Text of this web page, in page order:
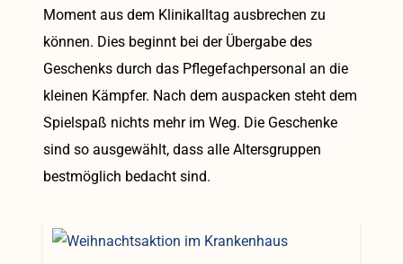
Moment aus dem Klinikalltag ausbrechen zu
können. Dies beginnt bei der Übergabe des
Geschenks durch das Pflegefachpersonal an die
kleinen Kämpfer. Nach dem auspacken steht dem
Spielspaß nichts mehr im Weg. Die Geschenke
sind so ausgewählt, dass alle Altersgruppen
bestmöglich bedacht sind.